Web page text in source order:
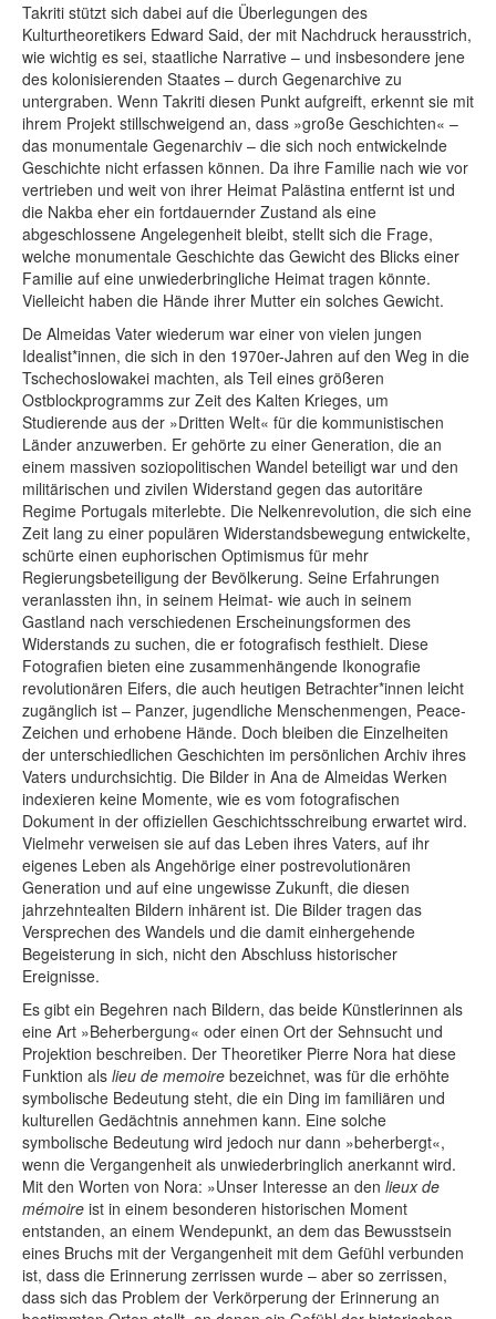
Takriti stützt sich dabei auf die Überlegungen des
Kulturtheoretikers Edward Said, der mit Nachdruck herausstrich,
wie wichtig es sei, staatliche Narrative – und insbesondere jene
des kolonisierenden Staates – durch Gegenarchive zu
untergraben. Wenn Takriti diesen Punkt aufgreift, erkennt sie mit
ihrem Projekt stillschweigend an, dass »große Geschichten« –
das monumentale Gegenarchiv – die sich noch entwickelnde
Geschichte nicht erfassen können. Da ihre Familie nach wie vor
vertrieben und weit von ihrer Heimat Palästina entfernt ist und
die Nakba eher ein fortdauernder Zustand als eine
abgeschlossene Angelegenheit bleibt, stellt sich die Frage,
welche monumentale Geschichte das Gewicht des Blicks einer
Familie auf eine unwiederbringliche Heimat tragen könnte.
Vielleicht haben die Hände ihrer Mutter ein solches Gewicht.
De Almeidas Vater wiederum war einer von vielen jungen
Idealist*innen, die sich in den 1970er-Jahren auf den Weg in die
Tschechoslowakei machten, als Teil eines größeren
Ostblockprogramms zur Zeit des Kalten Krieges, um
Studierende aus der »Dritten Welt« für die kommunistischen
Länder anzuwerben. Er gehörte zu einer Generation, die an
einem massiven soziopolitischen Wandel beteiligt war und den
militärischen und zivilen Widerstand gegen das autoritäre
Regime Portugals miterlebte. Die Nelkenrevolution, die sich eine
Zeit lang zu einer populären Widerstandsbewegung entwickelte,
schürte einen euphorischen Optimismus für mehr
Regierungsbeteiligung der Bevölkerung. Seine Erfahrungen
veranlassten ihn, in seinem Heimat- wie auch in seinem
Gastland nach verschiedenen Erscheinungsformen des
Widerstands zu suchen, die er fotografisch festhielt. Diese
Fotografien bieten eine zusammenhängende Ikonografie
revolutionären Eifers, die auch heutigen Betrachter*innen leicht
zugänglich ist – Panzer, jugendliche Menschenmengen, Peace-
Zeichen und erhobene Hände. Doch bleiben die Einzelheiten
der unterschiedlichen Geschichten im persönlichen Archiv ihres
Vaters undurchsichtig. Die Bilder in Ana de Almeidas Werken
indexieren keine Momente, wie es vom fotografischen
Dokument in der offiziellen Geschichtsschreibung erwartet wird.
Vielmehr verweisen sie auf das Leben ihres Vaters, auf ihr
eigenes Leben als Angehörige einer postrevolutionären
Generation und auf eine ungewisse Zukunft, die diesen
jahrzehntealten Bildern inhärent ist. Die Bilder tragen das
Versprechen des Wandels und die damit einhergehende
Begeisterung in sich, nicht den Abschluss historischer
Ereignisse.
Es gibt ein Begehren nach Bildern, das beide Künstlerinnen als
eine Art »Beherbergung« oder einen Ort der Sehnsucht und
Projektion beschreiben. Der Theoretiker Pierre Nora hat diese
Funktion als lieu de memoire bezeichnet, was für die erhöhte
symbolische Bedeutung steht, die ein Ding im familiären und
kulturellen Gedächtnis annehmen kann. Eine solche
symbolische Bedeutung wird jedoch nur dann »beherbergt«,
wenn die Vergangenheit als unwiederbringlich anerkannt wird.
Mit den Worten von Nora: »Unser Interesse an den lieux de
mémoire ist in einem besonderen historischen Moment
entstanden, an einem Wendepunkt, an dem das Bewusstsein
eines Bruchs mit der Vergangenheit mit dem Gefühl verbunden
ist, dass die Erinnerung zerrissen wurde – aber so zerrissen,
dass sich das Problem der Verkörperung der Erinnerung an